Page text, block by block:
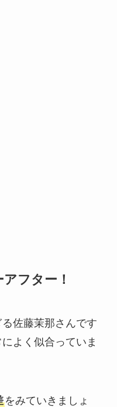
フター！
佐藤茉那さんです
よく似合っていま
をみていきましょ